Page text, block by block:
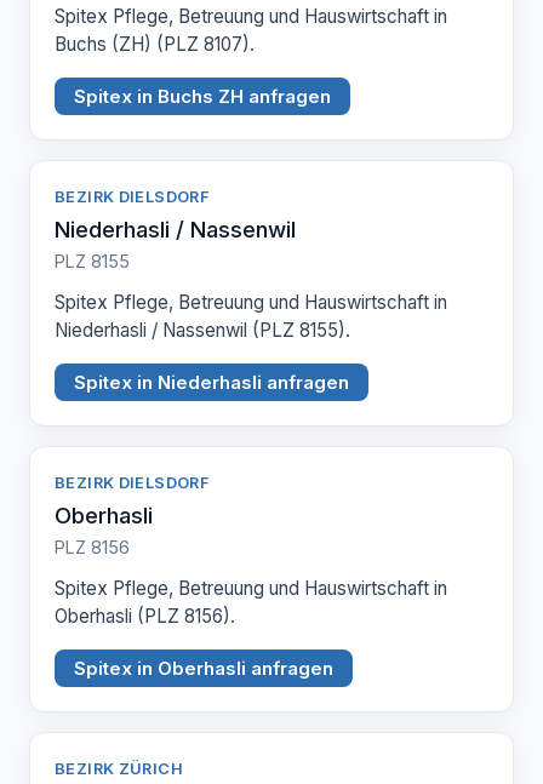
Spitex Pflege, Betreuung und Hauswirtschaft in
Buchs (ZH) (PLZ 8107).
Spitex in Buchs ZH anfragen
BEZIRK DIELSDORF
Niederhasli / Nassenwil
PLZ 8155
Spitex Pflege, Betreuung und Hauswirtschaft in
Niederhasli / Nassenwil (PLZ 8155).
Spitex in Niederhasli anfragen
BEZIRK DIELSDORF
Oberhasli
PLZ 8156
Spitex Pflege, Betreuung und Hauswirtschaft in
Oberhasli (PLZ 8156).
Spitex in Oberhasli anfragen
BEZIRK ZÜRICH